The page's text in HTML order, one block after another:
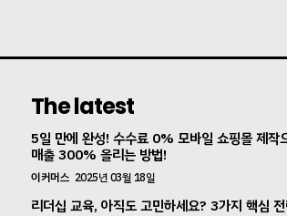
개인정보취급방침
청소년보호정책
The latest
5일 만에 완성! 수수료 0% 모바일 쇼핑몰 제작
매출 300% 올리는 방법!
이커머스 2025년 03월 18일
리더십 교육, 아직도 고민하세요? 3가지 핵심